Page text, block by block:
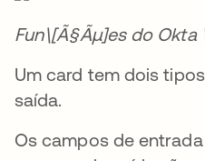
Fun\[Ã§Ãµ]es do Okta
Um card tem dois
saída.
Os campos de